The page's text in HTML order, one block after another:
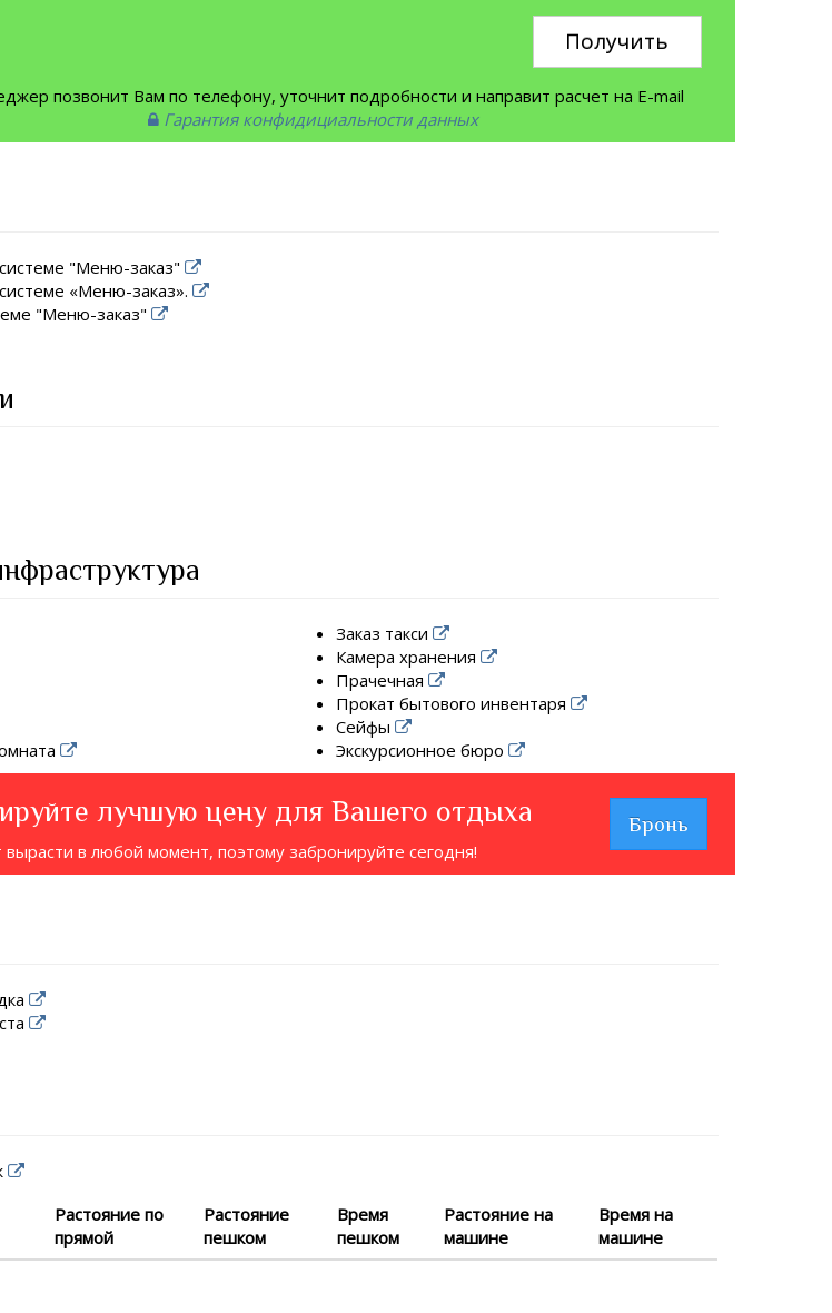
Получить
позвонит Вам по телефону, уточнит подробности и направит расчет на E-mail
Гарантия конфидициальности данных
"Меню-заказ"
«Меню-заказ».
"Меню-заказ"
Заказ такси
Камера хранения
Прачечная
Прокат бытового инвентаря
Сейфы
Экскурсионное бюро
лучшую цену для Вашего отдыха
в любой момент, поэтому забронируйте сегодня!
Бронь
Растояние по
прямой
Растояние
пешком
Время
пешком
Растояние на
машине
Время на
машине